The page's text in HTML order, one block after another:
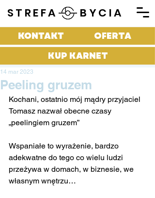
STREFA BYCIA
OFERTA
KONTAKT
KUP KARNET
Peeling gruzem
14 mar 2023
Kochani, ostatnio mój mądry przyjaciel
Tomasz nazwał obecne czasy
„peelingiem gruzem”
Wspaniałe to wyrażenie, bardzo
adekwatne do tego co wielu ludzi
przeżywa w domach, w biznesie, we
własnym wnętrzu…